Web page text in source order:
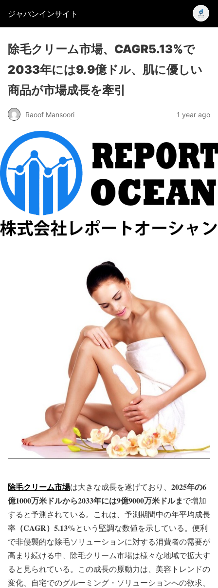
ジャパンインサイト
除毛クリーム市場、CAGR5.13%で
2033年には9.9億ドル、肌に優しい
商品が市場成長を牽引
Raoof Mansoori 1 year ago
除毛クリーム市場は大きな成長を遂げており、 2025年の6
億1000万米ドルから2033年には9億9000万米ドルまで増加
すると予測されている。これは、予測期間中の年平均成長
率 （CAGR）5.13%という堅調な数値を示している。便利
で非侵襲的な除毛ソリューションに対する消費者の需要が
高まり続ける中、除毛クリーム市場は様々な地域で拡大す
ると見られている。この成長の原動力は、美容トレンドの
変化、自宅でのグルーミング・ソリューションへの欲求、